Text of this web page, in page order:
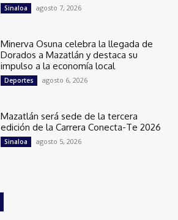
Sinaloa agosto 7, 2026
Minerva Osuna celebra la llegada de
Dorados a Mazatlán y destaca su
impulso a la economía local
Deportes agosto 6, 2026
Mazatlán será sede de la tercera
edición de la Carrera Conecta-Te 2026
Sinaloa agosto 5, 2026